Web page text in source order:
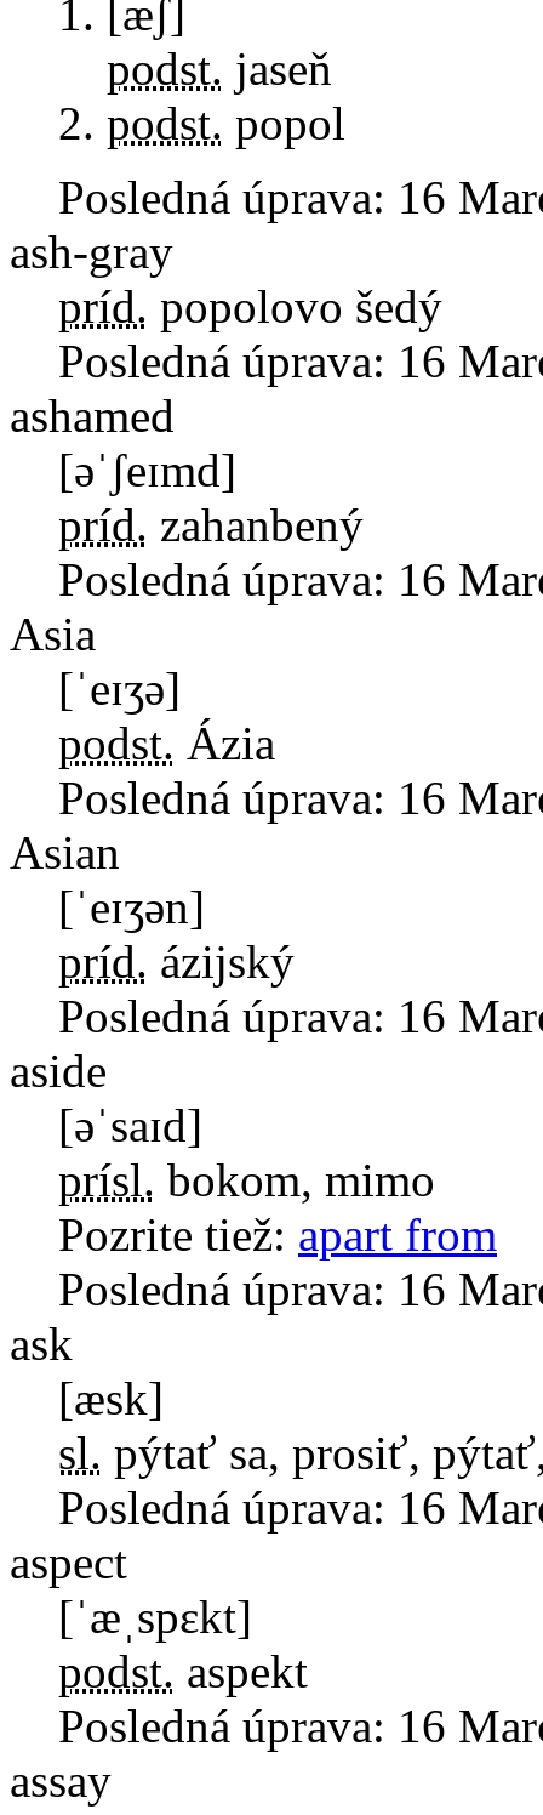
[æʃ]
podst. jaseň
podst. popol
Posledná úprava: 16
ash-gray
príd. popolovo šedý
Posledná úprava: 16
ashamed
[əˈʃeɪmd]
príd. zahanbený
Posledná úprava: 16
Asia
[ˈeɪʒə]
podst. Ázia
Posledná úprava: 16
Asian
[ˈeɪʒən]
príd. ázijský
Posledná úprava: 16
aside
[əˈsaɪd]
prísl. bokom, mimo
Pozrite tiež: apart from
Posledná úprava: 16
ask
[æsk]
sl. pýtať sa, prosiť,
Posledná úprava: 16
aspect
[ˈæˌspɛkt]
podst. aspekt
Posledná úprava: 16
assay